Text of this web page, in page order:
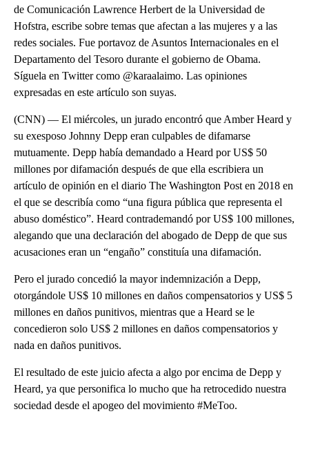
de Comunicación Lawrence Herbert de la Universidad de
Hofstra, escribe sobre temas que afectan a las mujeres y a las
redes sociales. Fue portavoz de Asuntos Internacionales en el
Departamento del Tesoro durante el gobierno de Obama.
Síguela en Twitter como @karaalaimo. Las opiniones
expresadas en este artículo son suyas.
(CNN) — El miércoles, un jurado encontró que Amber Heard y
su exesposo Johnny Depp eran culpables de difamarse
mutuamente. Depp había demandado a Heard por US$ 50
millones por difamación después de que ella escribiera un
artículo de opinión en el diario The Washington Post en 2018 en
el que se describía como “una figura pública que representa el
abuso doméstico”. Heard contrademandó por US$ 100 millones,
alegando que una declaración del abogado de Depp de que sus
acusaciones eran un “engaño” constituía una difamación.
Pero el jurado concedió la mayor indemnización a Depp,
otorgándole US$ 10 millones en daños compensatorios y US$ 5
millones en daños punitivos, mientras que a Heard se le
concedieron solo US$ 2 millones en daños compensatorios y
nada en daños punitivos.
El resultado de este juicio afecta a algo por encima de Depp y
Heard, ya que personifica lo mucho que ha retrocedido nuestra
sociedad desde el apogeo del movimiento #MeToo.